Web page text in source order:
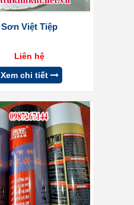
Sơn Việt Tiệp
Liên hệ
Xem chi tiết